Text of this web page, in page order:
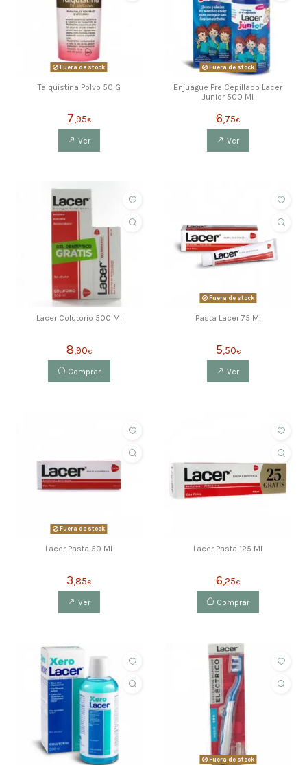
Fuera de stock
Talquistina Polvo 50 G
7,95€
Ver
Fuera de stock
Enjuague Pre Cepillado Lacer
Junior 500 Ml
6,75€
Ver
Lacer Colutorio 500 Ml
8,90€
Comprar
Fuera de stock
Pasta Lacer 75 Ml
5,50€
Ver
Fuera de stock
Lacer Pasta 50 Ml
3,85€
Ver
Lacer Pasta 125 Ml
6,25€
Comprar
Fuera de stock